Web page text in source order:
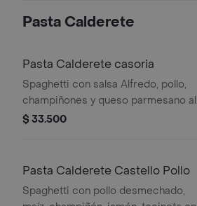
Pasta Calderete
Pasta Calderete casoria
Spaghetti con salsa Alfredo, pollo,
champiñones y queso parmesano al
horno. Acompañada con 2 pancitos
$ 33.500
Pasta Calderete Castello Pollo
Spaghetti con pollo desmechado,